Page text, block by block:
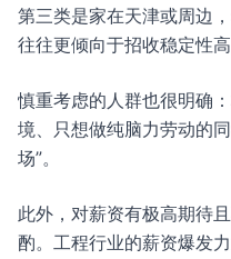
第三类是家在天津或周边
往往更倾向于招收稳定性高
慎重考虑的人群也很明确
境、只想做纯脑力劳动的
场”。
此外，对薪资有极高期待
酌。工程行业的薪资爆发